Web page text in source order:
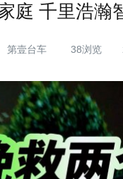
庭 千里浩瀚
第壹台车 38浏览